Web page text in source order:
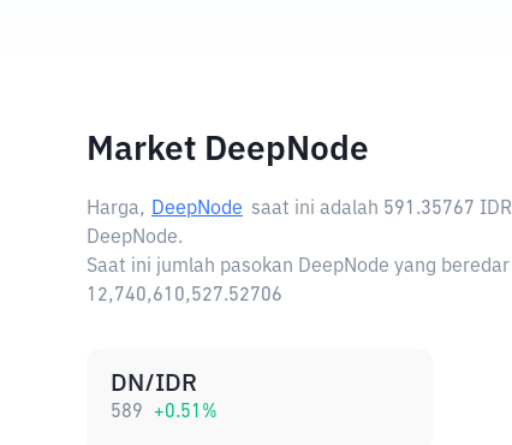
Market DeepNode
Harga, DeepNode saat ini adalah 591.35767 IDR
DeepNode.
Saat ini jumlah pasokan DeepNode yang
12,740,610,527.52706
DN/IDR
589 +0.51 %